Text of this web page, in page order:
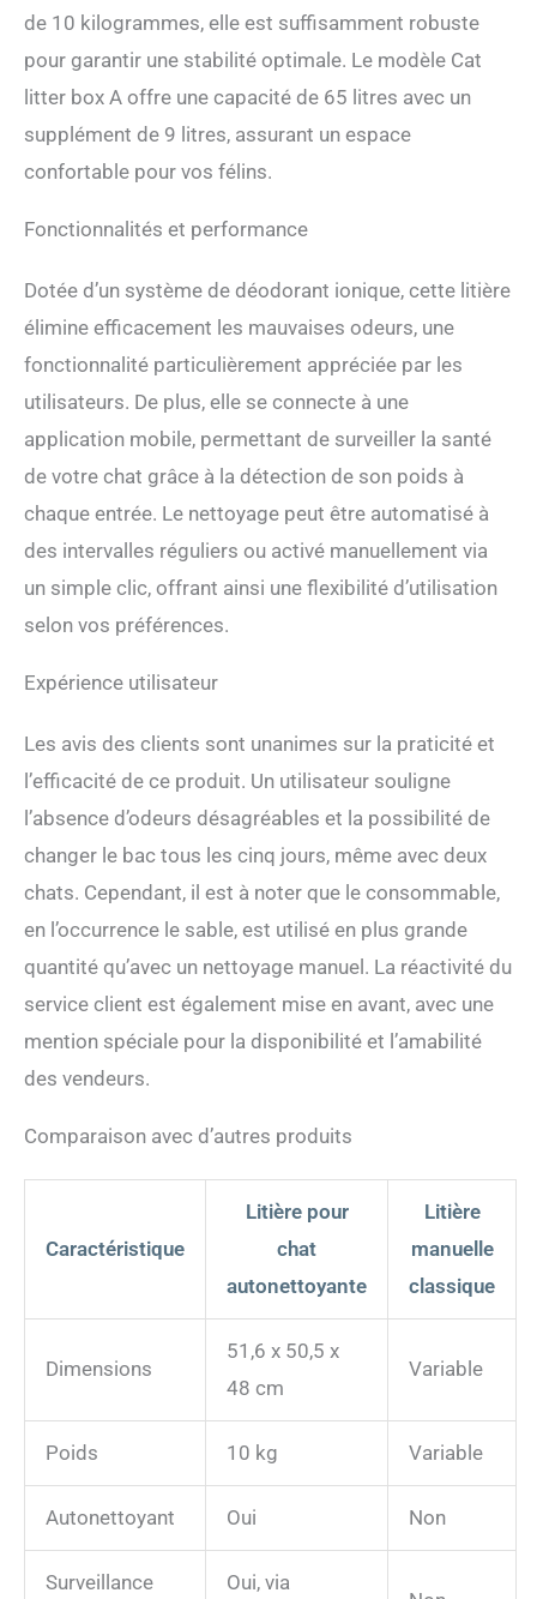
d’espace pour votre félin. Le
bac de récupération a une
accueillir des chats pesant
entre 1 et 8 kg. Veuillez
aux animaux de moins de 6
automatique : Notre bac à
chats offre des options de
manuel. Vous pouvez
facilement démarrer le
appuyant sur l'écran ou
activer la fonction de
une touche qui vide
entièrement la poubelle en
mains Sécurité des animaux
de compagnie au premier
d’un récipient, d’un capteur
gravité et d’une fonction
anti-pincement pour
chat Contrôle à distance
intelligent : Restez connecté
et assurez une litière propre,
même si vous n’êtes pas à
téléphone portable, vous
pouvez surveiller la
purifier l'air
de 10 kilogrammes, elle est suffisamment robuste
pour garantir une stabilité optimale. Le modèle Cat
litter box A offre une capacité de 65 litres avec un
supplément de 9 litres, assurant un espace
confortable pour vos félins.
Fonctionnalités et performance
Dotée d’un système de déodorant ionique, cette litière
élimine efficacement les mauvaises odeurs, une
fonctionnalité particulièrement appréciée par les
utilisateurs. De plus, elle se connecte à une
application mobile, permettant de surveiller la santé
de votre chat grâce à la détection de son poids à
chaque entrée. Le nettoyage peut être automatisé à
des intervalles réguliers ou activé manuellement via
un simple clic, offrant ainsi une flexibilité d’utilisation
selon vos préférences.
Expérience utilisateur
Les avis des clients sont unanimes sur la praticité et
l’efficacité de ce produit. Un utilisateur souligne
l’absence d’odeurs désagréables et la possibilité de
changer le bac tous les cinq jours, même avec deux
chats. Cependant, il est à noter que le consommable,
en l’occurrence le sable, est utilisé en plus grande
quantité qu’avec un nettoyage manuel. La réactivité du
service client est également mise en avant, avec une
mention spéciale pour la disponibilité et l’amabilité
des vendeurs.
Comparaison avec d’autres produits
Caractéristique
Litière pour
chat
autonettoyante
Litière
manuelle
classique
Dimensions
51,6 x 50,5 x
48 cm
Variable
Poids 10 kg Variable
Autonettoyant Oui Non
Surveillance Oui, via